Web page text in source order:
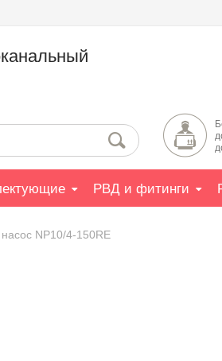
РВД и фитинги
NP10/4-150RE